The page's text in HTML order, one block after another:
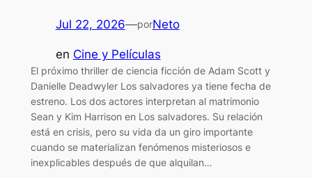
Jul 22, 2026—porNeto
en Cine y Películas
El próximo thriller de ciencia ficción de Adam Scott y
Danielle Deadwyler Los salvadores ya tiene fecha de
estreno. Los dos actores interpretan al matrimonio
Sean y Kim Harrison en Los salvadores. Su relación
está en crisis, pero su vida da un giro importante
cuando se materializan fenómenos misteriosos e
inexplicables después de que alquilan…